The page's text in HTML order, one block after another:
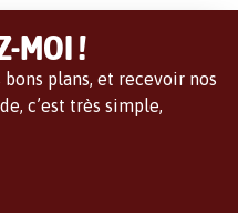
MOI !
plans, et recevoir nos
c’est très simple,